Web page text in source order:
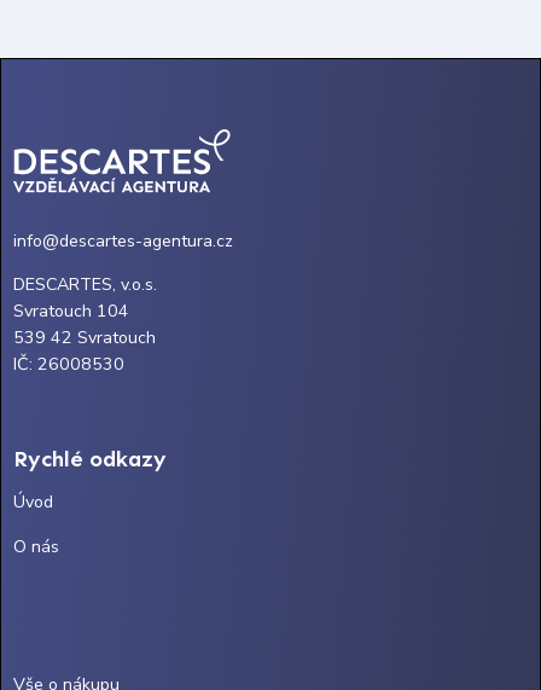
info@descartes-agentura.cz
DESCARTES, v.o.s.
Svratouch 104
539 42 Svratouch
IČ: 26008530
Rychlé odkazy
Úvod
O nás
Vše o nákupu